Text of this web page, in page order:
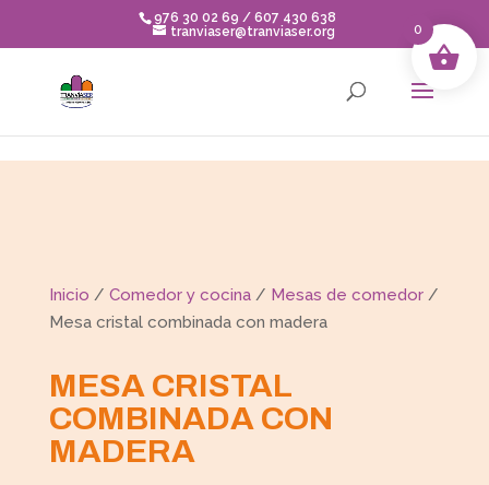
976 30 02 69 / 607 430 638
tranviaser@tranviaser.org
Inicio / Comedor y cocina/ Mesas de comedor/
Mesa cristal combinada con madera
MESA CRISTAL
COMBINADA CON
MADERA
0